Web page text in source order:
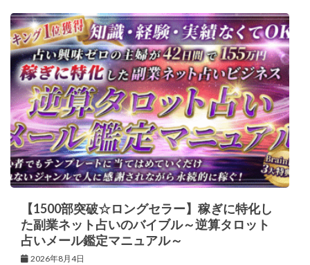
【1500部突破☆ロングセラー】稼ぎに特化し
た副業ネット占いのバイブル～逆算タロット
占いメール鑑定マニュアル～
2026年8月4日